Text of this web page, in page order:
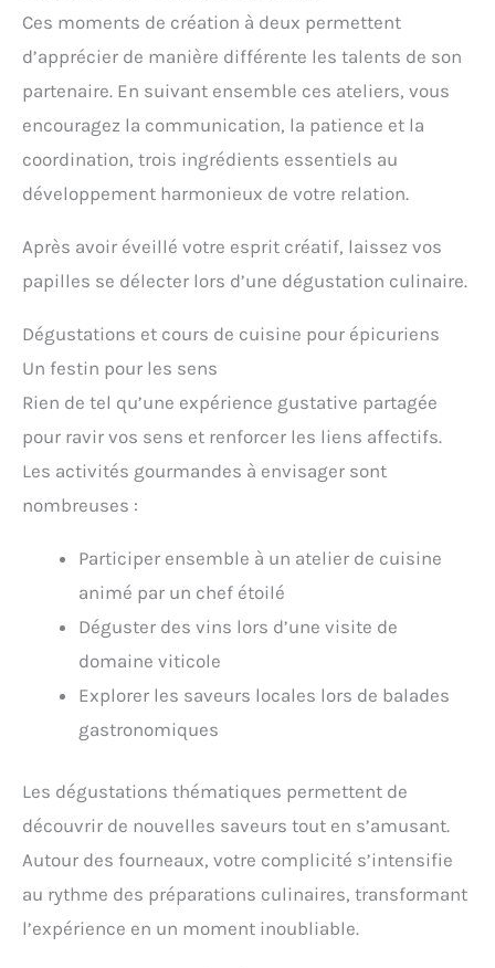
Ces moments de création à deux permettent
d’apprécier de manière différente les talents de son
partenaire. En suivant ensemble ces ateliers, vous
encouragez la communication, la patience et la
coordination, trois ingrédients essentiels au
développement harmonieux de votre relation.
Après avoir éveillé votre esprit créatif, laissez vos
papilles se délecter lors d’une dégustation culinaire.
Dégustations et cours de cuisine pour épicuriens
Un festin pour les sens
Rien de tel qu’une expérience gustative partagée
pour ravir vos sens et renforcer les liens affectifs.
Les activités gourmandes à envisager sont
nombreuses :
Participer ensemble à un atelier de cuisine
animé par un chef étoilé
Déguster des vins lors d’une visite de
domaine viticole
Explorer les saveurs locales lors de balades
gastronomiques
Les dégustations thématiques permettent de
découvrir de nouvelles saveurs tout en s’amusant.
Autour des fourneaux, votre complicité s’intensifie
au rythme des préparations culinaires, transformant
l’expérience en un moment inoubliable.